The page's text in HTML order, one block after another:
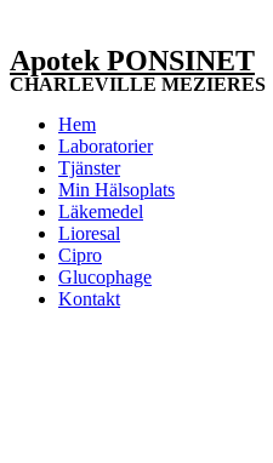
Apotek PONSINET
CHARLEVILLE MEZIERES
Hem
Laboratorier
Tjänster
Min Hälsoplats
Läkemedel
Lioresal
Cipro
Glucophage
Kontakt